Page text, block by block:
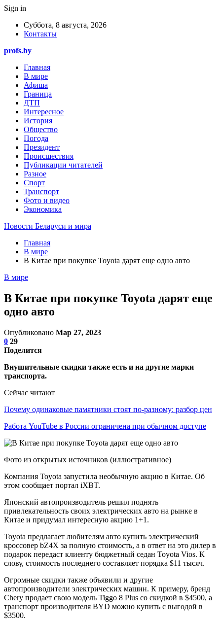
Sign in
Суббота, 8 августа, 2026
Контакты
profs.by
Главная
В мире
Афиша
Граница
ДТП
Интересное
История
Общество
Погода
Президент
Происшествия
Публикации читателей
Разное
Спорт
Транспорт
Фото и видео
Экономика
Новости Беларуси и мира
Главная
В мире
В Китае при покупке Toyota дарят еще одно авто
В мире
В Китае при покупке Toyota дарят еще
одно авто
Опубликовано Мар 27, 2023
0 29
Поделится
Внушительные скидки также есть и на другие марки
транспорта.
Сейчас читают
Почему одинаковые памятники стоят по-разному: разбор цен
Работа YouTube в России ограничена при обычном доступе
Фото из открытых источников (иллюстративное)
Компания Toyota запустила необычную акцию в Китае. Об
этом сообщает портал iXBT.
Японский автопроизводитель решил поднять
привлекательность своих электрических авто на рынке в
Китае и придумал интересную акцию 1+1.
Toyota предлагает любителям авто купить электрический
кроссовер bZ4X за полную стоимость, а в ответ на это дилер в
подарок передаст клиенту бюджетный седан Toyota Vios. К
слову, стоимость последнего составляет порядка $11 тысяч.
Огромные скидки также объявили и другие
автопроизводители электрических машин. К примеру, бренд
Chery продает свою модель Tiggo 8 Plus со скидкой в $4500, а
транспорт производителя BYD можно купить с выгодой в
$3500.